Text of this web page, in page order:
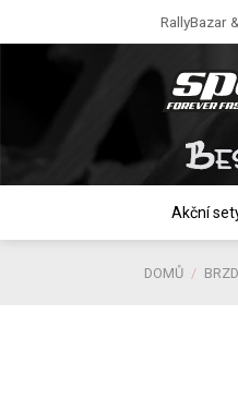
to
RallyBazar
Akční
DOMŮ /